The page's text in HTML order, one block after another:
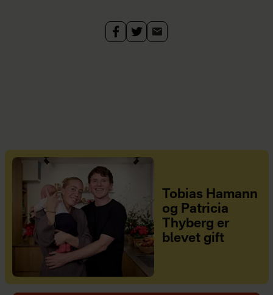
Tobias Hamann
og Patricia
Thyberg er
blevet gift